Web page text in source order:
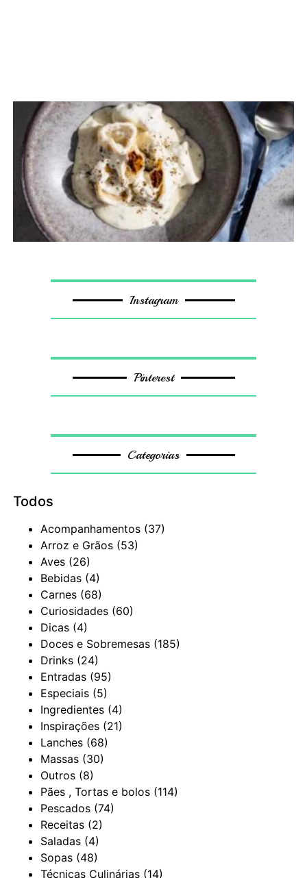
Instagram
Pinterest
Categorias
Todos
Acompanhamentos (37)
Arroz e Grãos (53)
Aves (26)
Bebidas (4)
Carnes (68)
Curiosidades (60)
Dicas (4)
Doces e Sobremesas (185)
Drinks (24)
Entradas (95)
Especiais (5)
Ingredientes (4)
Inspirações (21)
Lanches (68)
Massas (30)
Outros (8)
Pães , Tortas e bolos (114)
Pescados (74)
Receitas (2)
Saladas (4)
Sopas (48)
Técnicas Culinárias (14)